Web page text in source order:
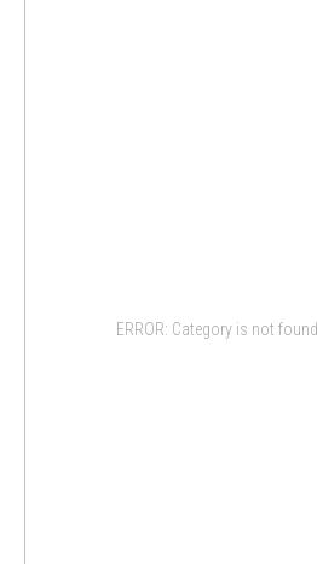
ERROR: Category is not found